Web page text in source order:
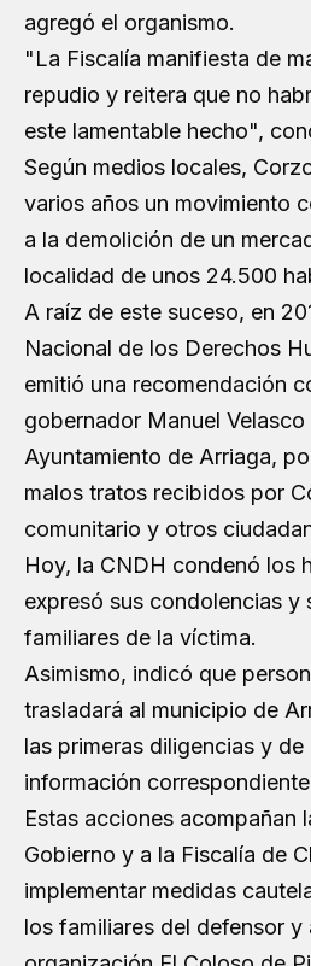
agregó el organismo.
"La Fiscalía manifiesta de
repudio y reitera que no
este lamentable hecho",
Según medios locales,
varios años un movimiento
a la demolición de un
localidad de unos 24.500
A raíz de este suceso, en
Nacional de los Derechos
emitió una recomendación
gobernador Manuel
Ayuntamiento de Arriaga,
malos tratos recibidos por
comunitario y otros
Hoy, la CNDH condenó los
expresó sus condolencias y
familiares de la víctima.
Asimismo, indicó que
trasladará al municipio de
las primeras diligencias y de
información
Estas acciones acompañan
Gobierno y a la Fiscalía de
implementar medidas
los familiares del defensor y